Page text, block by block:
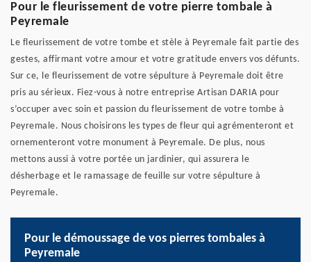
Pour le fleurissement de votre pierre tombale à
Peyremale
Le fleurissement de votre tombe et stèle à Peyremale fait partie des
gestes, affirmant votre amour et votre gratitude envers vos défunts.
Sur ce, le fleurissement de votre sépulture à Peyremale doit être
pris au sérieux. Fiez-vous à notre entreprise Artisan DARIA pour
s’occuper avec soin et passion du fleurissement de votre tombe à
Peyremale. Nous choisirons les types de fleur qui agrémenteront et
ornementeront votre monument à Peyremale. De plus, nous
mettons aussi à votre portée un jardinier, qui assurera le
désherbage et le ramassage de feuille sur votre sépulture à
Peyremale.
Pour le démoussage de vos pierres tombales à
Peyremale